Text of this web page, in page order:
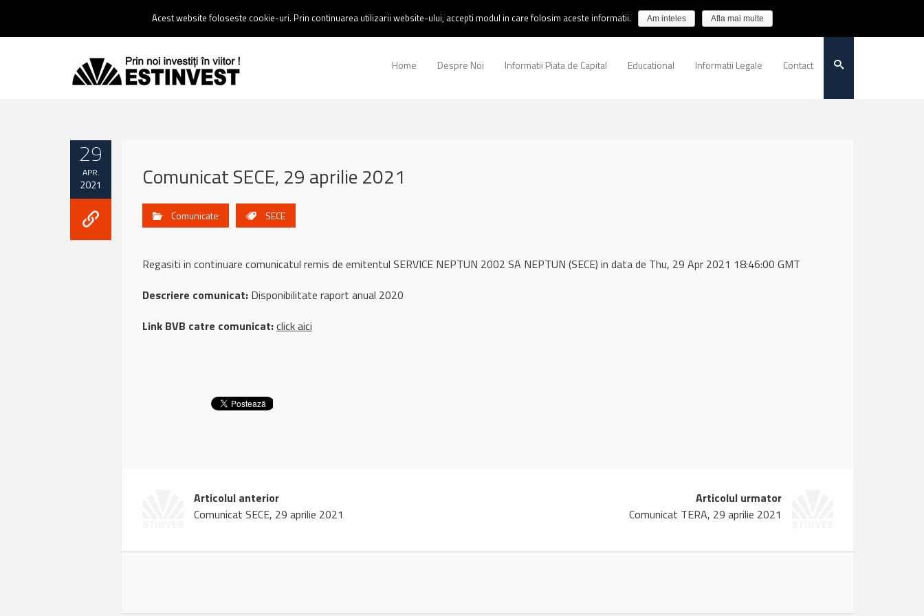
0237 238 900 |Email :contact@estinvest.ro
Home Despre Noi Informatii Piata de Capital Educational Informatii Legale Contact
29
APR.
2021 Comunicat SECE, 29 aprilie 2021
Comunicate SECE
Regasiti in continuare comunicatul remis de emitentul SERVICE NEPTUN 2002 SA NEPTUN (SECE) in data de Thu, 29 Apr 2021 18:46:00 GMT
Descriere comunicat: Disponibilitate raport anual 2020
Link BVB catre comunicat:click aici
Articolul anterior
Comunicat SECE, 29 aprilie 2021
Articolul urmator
Comunicat TERA, 29 aprilie 2021
Acest website foloseste cookie-uri. Prin continuarea utilizarii website-ului, accepti modul in care folosim aceste informatii. Am inteles Afla mai multe